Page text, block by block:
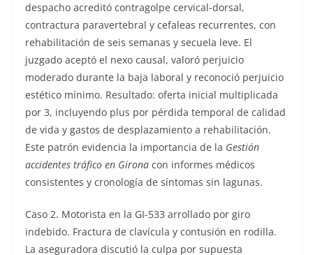
despacho acreditó contragolpe cervical-dorsal,
contractura paravertebral y cefaleas recurrentes, con
rehabilitación de seis semanas y secuela leve. El
juzgado aceptó el nexo causal, valoró perjuicio
moderado durante la baja laboral y reconoció perjuicio
estético mínimo. Resultado: oferta inicial multiplicada
por 3, incluyendo plus por pérdida temporal de calidad
de vida y gastos de desplazamiento a rehabilitación.
Este patrón evidencia la importancia de la Gestión
accidentes tráfico en Girona con informes médicos
consistentes y cronología de síntomas sin lagunas.
Caso 2. Motorista en la GI-533 arrollado por giro
indebido. Fractura de clavícula y contusión en rodilla.
La aseguradora discutió la culpa por supuesta